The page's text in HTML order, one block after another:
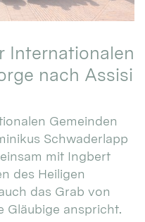
Internationalen
nach Assisi
Gemeinden
Schwaderlapp
mit Ingbert
des Heiligen
das Grab von
Gläubige anspricht.